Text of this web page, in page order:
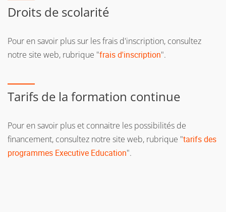
Droits de scolarité
Pour en savoir plus sur les frais d'inscription, consultez
notre site web, rubrique "frais d'inscription".
Tarifs de la formation continue
Pour en savoir plus et connaitre les possibilités de
financement, consultez notre site web, rubrique "tarifs des
programmes Executive Education".